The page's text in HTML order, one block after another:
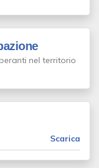
nel territorio
Scarica